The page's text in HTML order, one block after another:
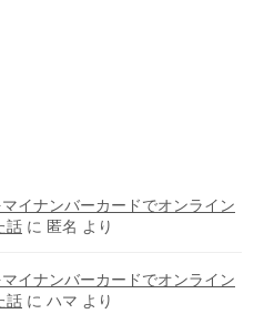
イナンバーカードでオンライン
話 に 匿名 より
イナンバーカードでオンライン
話 に ハマ より